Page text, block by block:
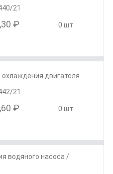
21
₽ 0 шт.
двигателя
21
₽ 0 шт.
водяного насоса /